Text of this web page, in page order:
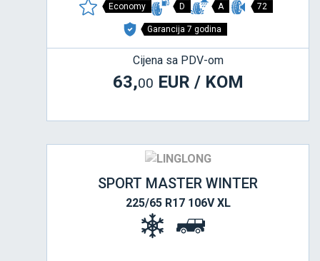
Economy D A 72
Garancija 7 godina
Cijena sa PDV-om
63,00 EUR / KOM
SPORT MASTER WINTER
225/65 R17 106V XL